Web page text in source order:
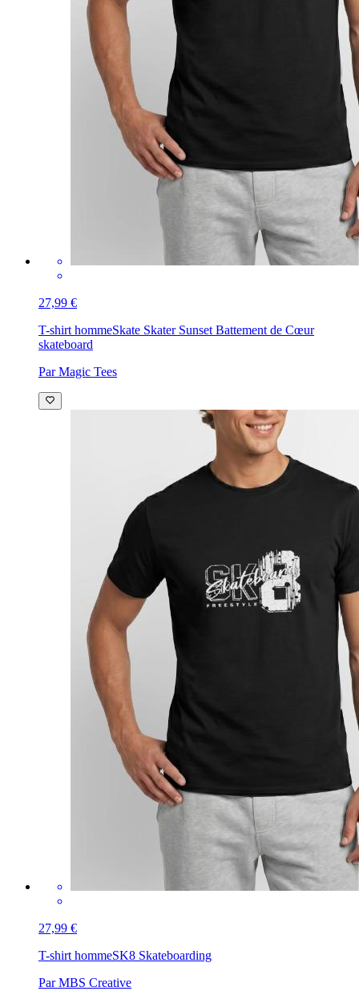
27,99 €
T-shirt hommeSkate Skater Sunset Battement de Cœur
skateboard
Par Magic Tees
27,99 €
T-shirt hommeSK8 Skateboarding
Par MBS Creative